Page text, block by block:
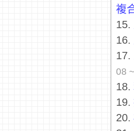
複
15.
16.
17.
08
18.
19.
20.